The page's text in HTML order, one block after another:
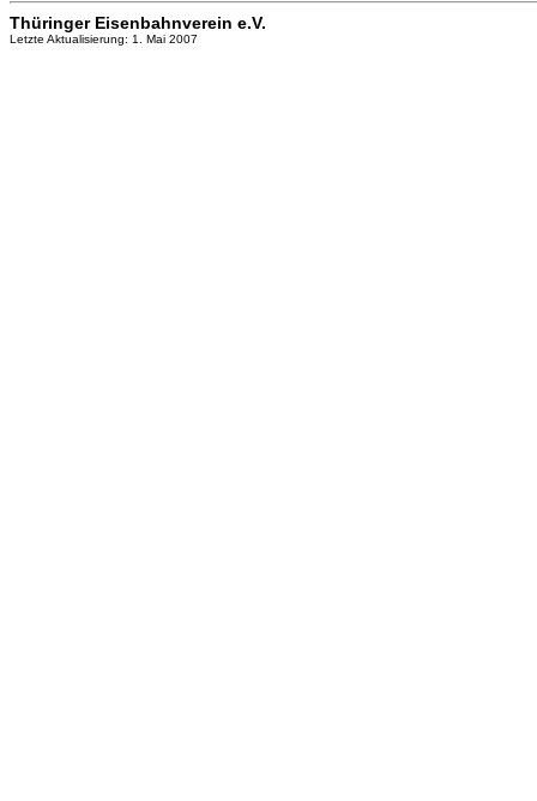
Thüringer Eisenbahnverein e.V.
Letzte Aktualisierung: 1. Mai 2007